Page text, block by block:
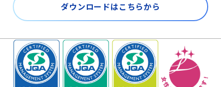
ダウンロードはこちらから